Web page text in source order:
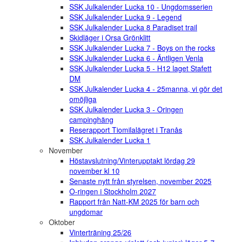
SSK Julkalender Lucka 10 - Ungdomsserien
SSK Julkalender Lucka 9 - Legend
SSK Julkalender Lucka 8 Paradiset trail
Skidläger i Orsa Grönklitt
SSK Julkalender Lucka 7 - Boys on the rocks
SSK Julkalender Lucka 6 - Äntligen Venla
SSK Julkalender Lucka 5 - H12 laget Stafett
DM
SSK Julkalender Lucka 4 - 25manna, vi gör det
omöjliga
SSK Julkalender Lucka 3 - Oringen
campinghäng
Reserapport Tiomilalägret i Tranås
SSK Julkalender Lucka 1
November
Höstavslutning/Vinterupptakt lördag 29
november kl 10
Senaste nytt från styrelsen, november 2025
O-ringen i Stockholm 2027
Rapport från Natt-KM 2025 för barn och
ungdomar
Oktober
Vinterträning 25/26